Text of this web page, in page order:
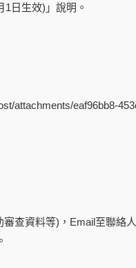
日生效)」說明。
attachments/eaf96bb8-
查資料等)，Email至聯絡